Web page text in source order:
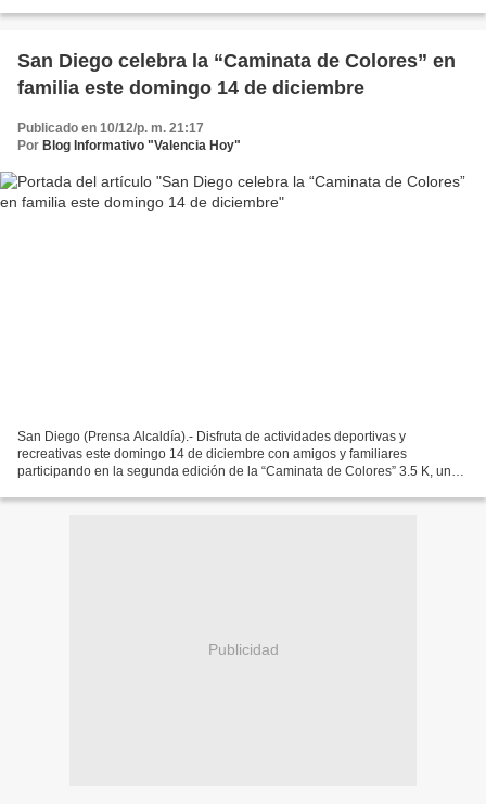
San Diego celebra la “Caminata de Colores” en
familia este domingo 14 de diciembre
Publicado en 10/12/p. m. 21:17
Por Blog Informativo "Valencia Hoy"
San Diego (Prensa Alcaldía).- Disfruta de actividades deportivas y
recreativas este domingo 14 de diciembre con amigos y familiares
participando en la segunda edición de la “Caminata de Colores” 3.5 K, una
Publicidad